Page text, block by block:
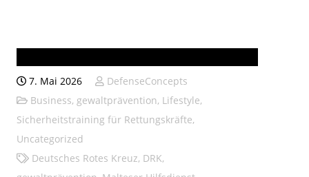
7. Mai 2026
DefenseConcepts
Business, gewaltprävention, Lifestyle,
Sicherheitstraining für Rettungskräfte,
Uncategorized
Deutsches Rotes Kreuz, DRK,